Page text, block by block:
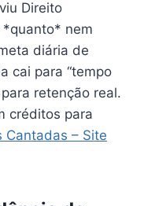
Direito
*quanto* nem
diária de
cai para “tempo
retenção real.
créditos para
Cantadas – Site